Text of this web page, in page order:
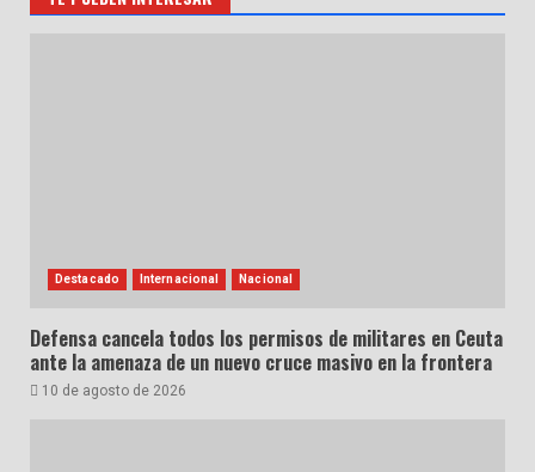
Destacado Internacional Nacional
Defensa cancela todos los permisos de militares en Ceuta
ante la amenaza de un nuevo cruce masivo en la frontera
10 de agosto de 2026